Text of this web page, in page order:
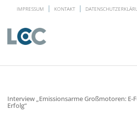
IMPRESSUM KONTAKT
Interview „Emissionsarme Großmotoren: E-
Erfolg“